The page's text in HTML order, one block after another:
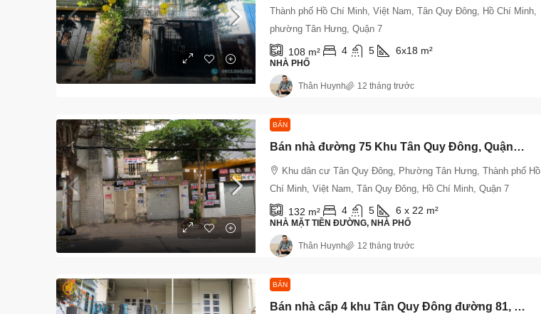
Thành phố Hồ Chí Minh, Việt Nam, Tân Quy Đông, Hồ Chí Minh,
phường Tân Hưng, Quận 7
108 m² 4 5 6x18 m²
NHÀ PHỐ
Thân Huynh 12 tháng trước
BÁN
Bán nhà đường 75 Khu Tân Quy Đông, Quận 7 – Giá 24 Tỷ, Sổ Hồng Riêng
Khu dân cư Tân Quy Đông, Phường Tân Hưng, Thành phố Hồ
Chí Minh, Việt Nam, Tân Quy Đông, Hồ Chí Minh, Quận 7
132 m² 4 5 6 x 22 m²
NHÀ MẶT TIỀN ĐƯỜNG, NHÀ PHỐ
Thân Huynh 12 tháng trước
BÁN
Bán nhà cấp 4 khu Tân Quy Đông đường 81, diện tích 6x15m, giá 13 tỷ